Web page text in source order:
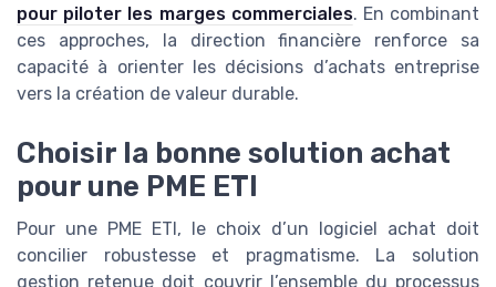
pour piloter les marges commerciales. En combinant
ces approches, la direction financière renforce sa
capacité à orienter les décisions d’achats entreprise
vers la création de valeur durable.
Choisir la bonne solution achat
pour une PME ETI
Pour une PME ETI, le choix d’un logiciel achat doit
concilier robustesse et pragmatisme. La solution
gestion retenue doit couvrir l’ensemble du processus